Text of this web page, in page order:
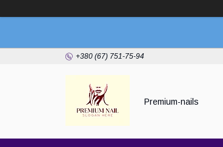
+380 (67) 751-75-94
Premium-nails